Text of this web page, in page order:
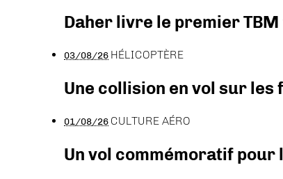
Daher livre le premier
03/08/26 HÉLICOPTÈRE
Une collision en vol sur les
01/08/26 CULTURE AÉRO
Un vol commémoratif